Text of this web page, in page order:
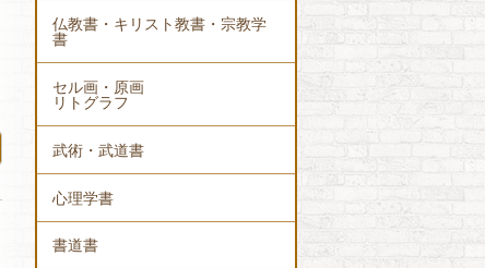
仏教書・キリスト教書・宗教学
書
セル画・原画
リトグラフ
武術・武道書
心理学書
書道書